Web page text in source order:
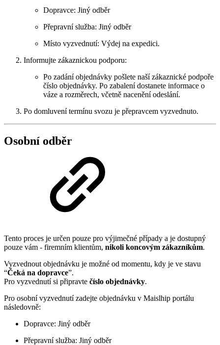
Dopravce: Jiný odběr
Přepravní služba: Jiný odběr
Místo vyzvednutí: Výdej na expedici.
Informujte zákaznickou podporu:
Po zadání objednávky pošlete naší zákaznické podpoře
číslo objednávky. Po zabalení dostanete informace o
váze a rozměrech, včetně nacenění odeslání.
Po domluvení termínu svozu je přepravcem vyzvednuto.
Osobní odběr
Tento proces je určen pouze pro výjimečné případy a je dostupný
pouze vám - firemním klientům, nikoli koncovým zákazníkům.
Vyzvednout objednávku je možné od momentu, kdy je ve stavu
“Čeká na dopravce”.
Pro vyzvednutí si připravte číslo objednávky.
Pro osobní vyzvednutí zadejte objednávku v Maislhip portálu
následovně:
Dopravce: Jiný odběr
Přepravní služba: Jiný odběr